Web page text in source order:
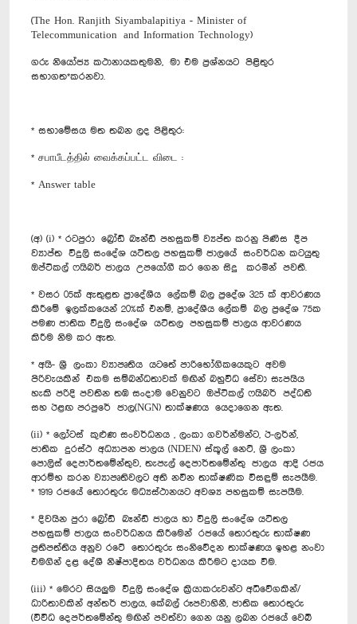
(The Hon. Ranjith Siyambalapitiya - Minister of
Telecommunication and Information Technology)
ගරු නියෝජ්‍ය කථානායකතුමනි, මා එම ප්‍රශ්නයට පිළිතුර
සභාගත*කරනවා.
* සභාමේසය මත තබන ලද පිළිතුර:
* சபாபீடத்தில் வைக்கப்பட்ட விடை :
* Answer table
(අ) (i) * රටපුරා බ්‍රෝඩ් බෑන්ඩ් පහසුකම් ව්‍යප්ත කරනු පිණිස දීප
ව්‍යාප්ත විදුලි සංදේශ යටිතල පහසුකම් ජාලයේ සංවර්ධන කටයුතු
ඔප්ටිකල් ෆයිබර් ජාලය උපයෝගී කර ගෙන සිදු කරමින් පවතී.
* වසර 05ක් ඇතුළත ප්‍රාදේශීය ලේකම් බල ප්‍රදේශ 325 ක් ආවරණය
කිරීමේ ඉලක්කයෙන් 20%ක් එනම්, ප්‍රාදේශීය ලේකම් බල ප්‍රදේශ 75ක
පමණ ජාතික විදුලි සංදේශ යටිතල පහසුකම් ජාලය ආවරණය
කිරීම නිම කර ඇත.
* අයි- ශ්‍රී ලංකා ව්‍යාපෘතිය යටතේ පාරිභෝගිකයෙකුට අවම
පිරිවැයකින් එකම සම්බන්ධතාවක් මඟින් බහුවිධ සේවා සැපයිය
හැකි පරිදි පවතින තඹ සංදාම වෙනුවට ඔප්ටිකල් ෆයිබර් පද්ධති
සහ ඊළඟ පරපුරේ ජාල(NGN) තාක්ෂණය යෙදාගෙන ඇත.
(ii) * ලෝටස් කුළුණ සංවර්ධනය , ලංකා ගවර්න්මන්ට, ඊ-ලර්න්,
ජාතික දුරස්ථ අධ්‍යාපන ජාලය (NDEN) ස්කූල් නෙට්, ශ්‍රී ලංකා
පොලිස් දෙපාර්තමේන්තුව, තැපැල් දෙපාර්තමේන්තු ජාලය ආදි රජය
ආරම්භ කරන ව්‍යාපෘතිවලට අති නවීන තාක්ෂණික විසඳුම් සැපයීම.
* 1919 රජයේ තොරතුරු මධ්‍යස්ථානයට අවශ්‍ය පහසුකම් සැපයීම.
* දිවයින පුරා බ්‍රෝඩ් බෑන්ඩ් ජාලය හා විදුලි සංදේශ යටිතල
පහසුකම් ජාලය සංවර්ධනය කිරීමෙන් රජයේ තොරතුරු තාක්ෂණ
ප්‍රතිපත්තිය අනුව රටේ තොරතුරු සංනිවේදන තාක්ෂණය ඉහළ නංවා
එමගින් දළ දේශී නිෂ්පාදිතය වර්ධනය කිරීමට දායක විම.
(iii) * මෙරට සියලුම විදුලි සංදේශ ක්‍රියාකරුවන්ට අධිවේගකින්/
ධාරිතාවකින් අන්තර් ජාලය, කේබල් රූපවාහිනී, ජාතික තොරතුරු
(විවිධ දෙපර්තමේන්තු මඟින් පවත්වා ගෙන යනු ලබන රජයේ වෙබ්